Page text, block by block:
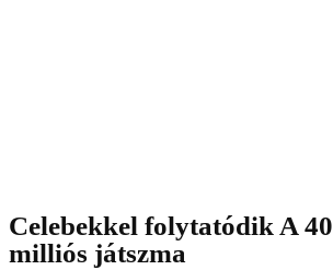
Celebekkel folytatódik A 40
milliós játszma